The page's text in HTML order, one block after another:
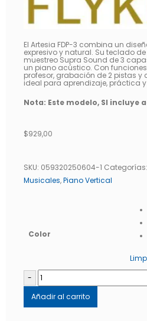
El Artesia FDP-3 combina un
expresivo y natural. Su teclado
muestreo Supra Sound de 3
un piano acústico. Con
profesor, grabación de 2 pistas y
ideal para aprendizaje, práctica
Nota: Este modelo, SI incluye
$929,00
SKU: 059320250604-1 Categorías:
Musicales,Piano Vertical
Color
-
Añadir al carrito